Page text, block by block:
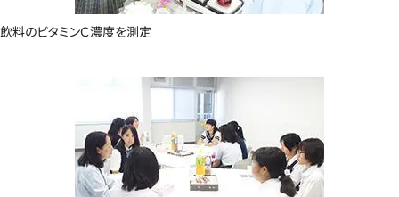
飲料のビタミンＣ濃度を測定